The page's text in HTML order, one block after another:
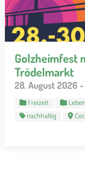
Golzheimfest
Trödelmarkt
28. August 2026 -
Freizeit Leben
nachhaltig